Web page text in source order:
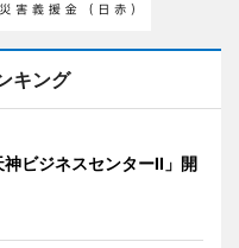
キング
ビジネスセンターII」開